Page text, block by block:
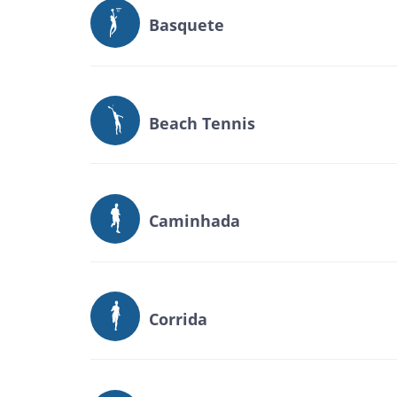
Basquete
Beach Tennis
Caminhada
Corrida